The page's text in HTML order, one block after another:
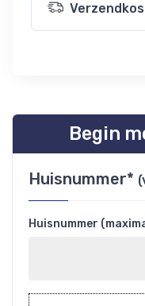
Begin
Huisnummer*
Huisnummer